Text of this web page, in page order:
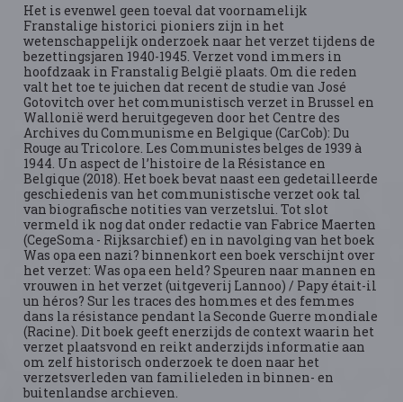
Het is evenwel geen toeval dat voornamelijk
Franstalige historici pioniers zijn in het
wetenschappelijk onderzoek naar het verzet tijdens de
bezettingsjaren 1940-1945. Verzet vond immers in
hoofdzaak in Franstalig België plaats. Om die reden
valt het toe te juichen dat recent de studie van José
Gotovitch over het communistisch verzet in Brussel en
Wallonië werd heruitgegeven door het Centre des
Archives du Communisme en Belgique (CarCob): Du
Rouge au Tricolore. Les Communistes belges de 1939 à
1944. Un aspect de l’histoire de la Résistance en
Belgique (2018). Het boek bevat naast een gedetailleerde
geschiedenis van het communistische verzet ook tal
van biografische notities van verzetslui. Tot slot
vermeld ik nog dat onder redactie van Fabrice Maerten
(CegeSoma - Rijksarchief) en in navolging van het boek
Was opa een nazi? binnenkort een boek verschijnt over
het verzet: Was opa een held? Speuren naar mannen en
vrouwen in het verzet (uitgeverij Lannoo) / Papy était-il
un héros? Sur les traces des hommes et des femmes
dans la résistance pendant la Seconde Guerre mondiale
(Racine). Dit boek geeft enerzijds de context waarin het
verzet plaatsvond en reikt anderzijds informatie aan
om zelf historisch onderzoek te doen naar het
verzetsverleden van familieleden in binnen- en
buitenlandse archieven.